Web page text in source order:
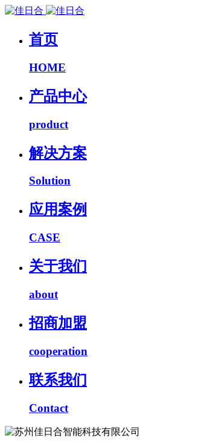
首页
HOME
产品中心
product
解决方案
Solution
应用案例
CASE
关于我们
about
招商加盟
cooperation
联系我们
Contact